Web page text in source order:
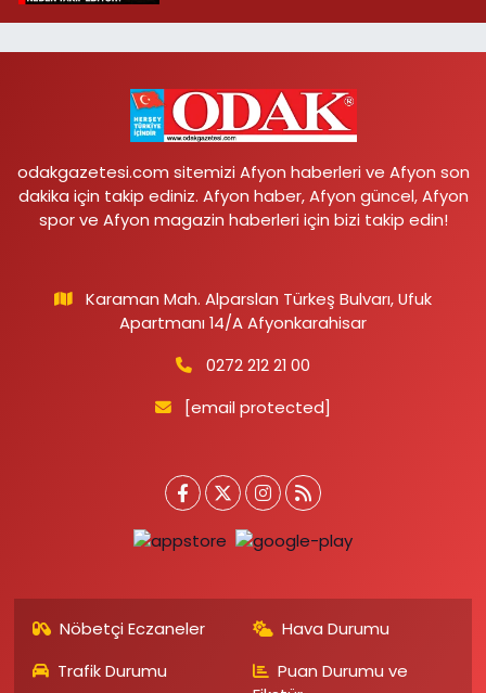
odakgazetesi.com sitemizi Afyon haberleri ve Afyon son
dakika için takip ediniz. Afyon haber, Afyon güncel, Afyon
spor ve Afyon magazin haberleri için bizi takip edin!
Karaman Mah. Alparslan Türkeş Bulvarı, Ufuk
Apartmanı 14/A Afyonkarahisar
0272 212 21 00
[email protected]
Nöbetçi Eczaneler
Hava Durumu
Trafik Durumu
Puan Durumu ve